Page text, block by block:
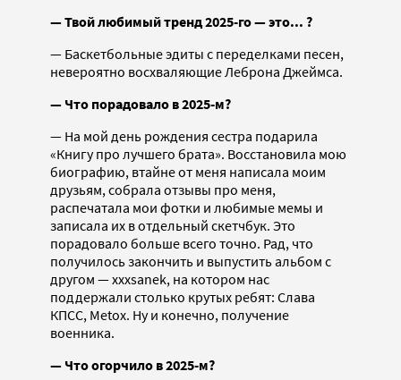
— Твой любимый тренд 2025-го — это... ?
— Баскетбольные эдиты с переделками песен,
невероятно восхваляющие Леброна Джеймса.
— Что порадовало в 2025-м?
— На мой день рождения сестра подарила
«Книгу про лучшего брата». Восстановила мою
биографию, втайне от меня написала моим
друзьям, собрала отзывы про меня,
распечатала мои фотки и любимые мемы и
записала их в отдельный скетчбук. Это
порадовало больше всего точно. Рад, что
получилось закончить и выпустить альбом с
другом — xxxsanek, на котором нас
поддержали столько крутых ребят: Слава
КПСС, Metox. Ну и конечно, получение
военника.
— Что огорчило в 2025-м?